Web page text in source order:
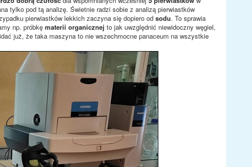
tylko pod tą analizę. Świetnie radzi sobie z analizą pierwiastków
pierwiastków lekkich zaczyna się dopiero od sodu. To sprawia
np. próbkę materii organicznej to jak uwzględnić niewidoczny węgiel,
już, że taka maszyna to nie wszechmocne panaceum na wszystkie